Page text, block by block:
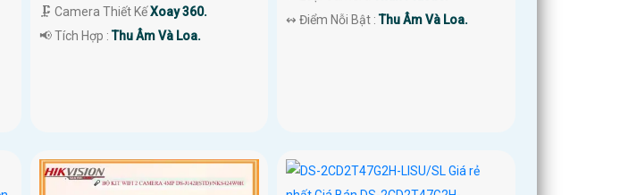
🗜️ Camera Thiết KếXoay 360.
️📢 Tích Hợp :Thu Âm Và Loa.
️↭ Điểm Nỗi Bật :Thu Âm Và Loa.